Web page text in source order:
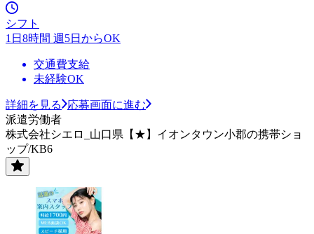
シフト
1日8時間 週5日からOK
交通費支給
未経験OK
詳細を見る
応募画面に進む
派遣労働者
株式会社シエロ_山口県【★】イオンタウン小郡の携帯ショ
ップ/KB6